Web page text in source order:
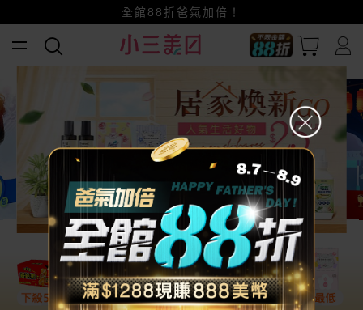
賺美幣~換好禮~立即換GO~
小三美日x全支付~美幣+全點折上折超划算
全館88折爸氣加倍！